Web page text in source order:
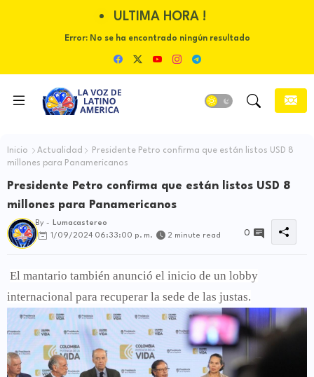
ULTIMA HORA !
Error:No se ha encontrado ningún resultado
Inicio Actualidad
Presidente Petro confirma que están listos USD 8
millones para Panamericanos
Presidente Petro confirma que están listos USD 8
millones para Panamericanos
By -
Lumacastereo
1/09/2024 06:33:00 p. m.
2 minute read 0
El mantario también anunció el inicio de un lobby
internacional para recuperar la sede de las justas.